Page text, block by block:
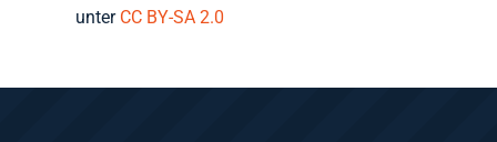
unter CC BY-SA 2.0